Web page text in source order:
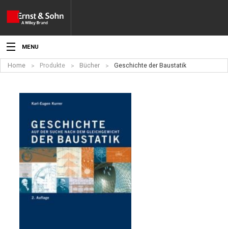
MENU
Aktuelles
Veranstaltungen
Fachgebiete
Produkte
Werben
Home Produkte Bücher Geschichte der Baustatik